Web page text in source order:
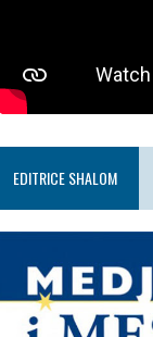
EDITRICE SHALOM